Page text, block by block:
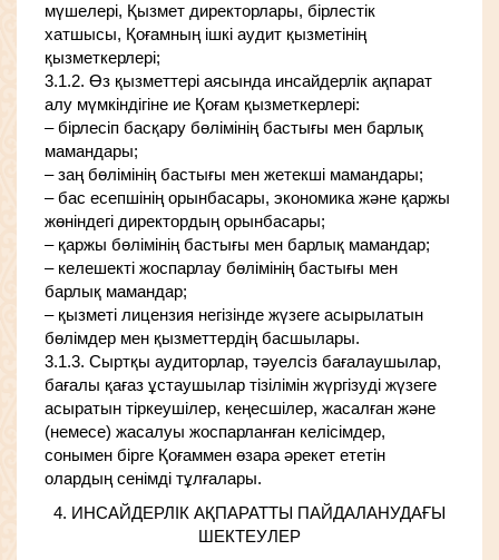
мүшелері, Қызмет директорлары, бірлестік
хатшысы, Қоғамның ішкі аудит қызметінің
қызметкерлері;
3.1.2. Өз қызметтері аясында инсайдерлік ақпарат
алу мүмкіндігіне ие Қоғам қызметкерлері:
– бірлесіп басқару бөлімінің бастығы мен барлық
мамандары;
– заң бөлімінің бастығы мен жетекші мамандары;
– бас есепшінің орынбасары, экономика және қаржы
жөніндегі директордың орынбасары;
– қаржы бөлімінің бастығы мен барлық мамандар;
– келешекті жоспарлау бөлімінің бастығы мен
барлық мамандар;
– қызметі лицензия негізінде жүзеге асырылатын
бөлімдер мен қызметтердің басшылары.
3.1.3. Сыртқы аудиторлар, тәуелсіз бағалаушылар,
бағалы қағаз ұстаушылар тізілімін жүргізуді жүзеге
асыратын тіркеушілер, кеңесшілер, жасалған және
(немесе) жасалуы жоспарланған келісімдер,
сонымен бірге Қоғаммен өзара әрекет ететін
олардың сенімді тұлғалары.
4. ИНСАЙДЕРЛІК АҚПАРАТТЫ ПАЙДАЛАНУДАҒЫ
ШЕКТЕУЛЕР